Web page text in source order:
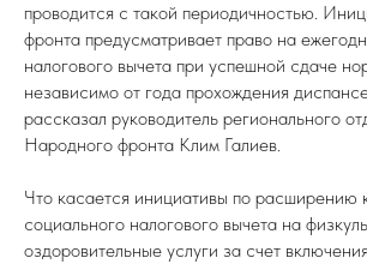
проводится с такой периодичностью.
фронта предусматривает право на
налогового вычета при успешной сдаче
независимо от года прохождения
рассказал руководитель регионального
Народного фронта Клим Галиев.
Что касается инициативы по расширению
социального налогового вычета на
оздоровительные услуги за счет